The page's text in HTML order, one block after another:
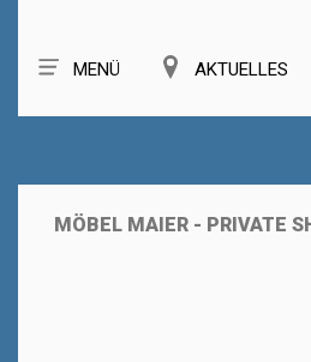
MENÜ AKTUELLES
MÖBEL MAIER - PRIVATE